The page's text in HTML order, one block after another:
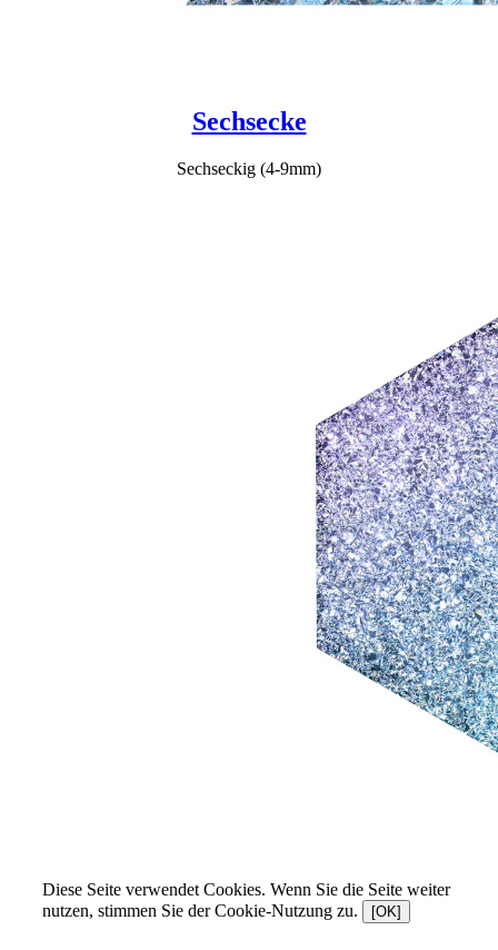
Sechsecke
Sechseckig (4-9mm)
Diese Seite verwendet Cookies. Wenn Sie die Seite weiter
nutzen, stimmen Sie der Cookie-Nutzung zu.
[OK]